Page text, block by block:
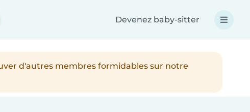
Devenez baby-sitter
d'autres membres formidables sur notre